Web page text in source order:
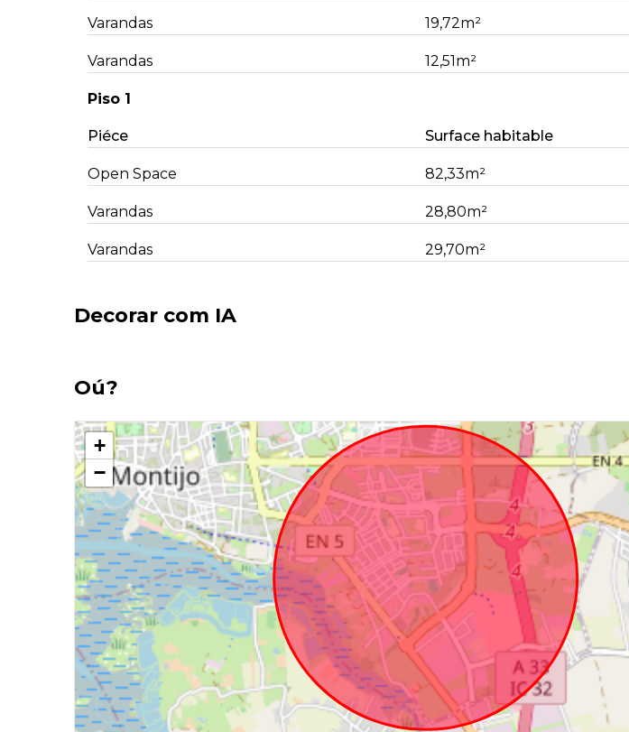
Varandas 19,72m²
Varandas 12,51m²
Piso 1
Piéce Surface habitable
Open Space 82,33m²
Varandas 28,80m²
Varandas 29,70m²
Decorar com IA
Oú?
+
−